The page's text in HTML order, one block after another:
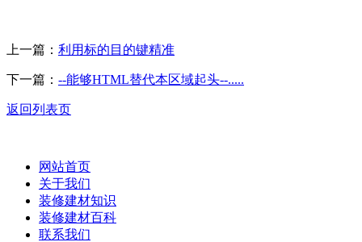
上一篇： 利用标的目的键精准
下一篇： --能够HTML替代本区域起头--.....
返回列表页
网站首页
关于我们
装修建材知识
装修建材百科
联系我们